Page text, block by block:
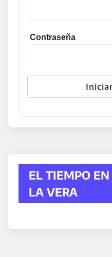
Contraseña
EL TIEMPO
LA VERA